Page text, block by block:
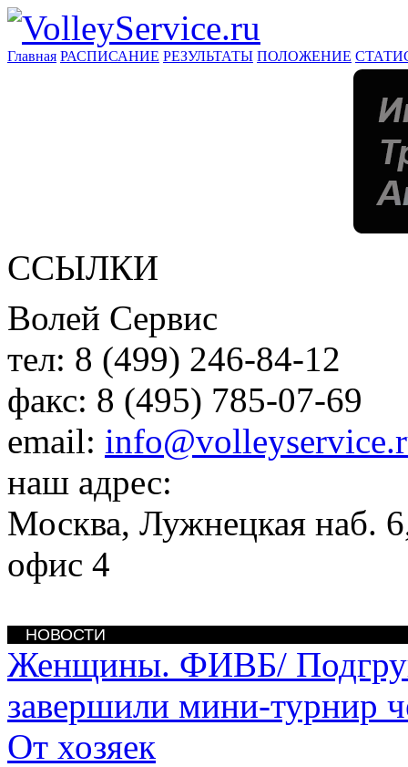
Главная РАСПИСАНИЕ РЕЗУЛЬТАТЫ ПОЛОЖЕНИЕ
ССЫЛКИ
Волей Сервис
тел: 8 (499) 246-84-12
факс: 8 (495) 785-07-69
email:
наш адрес:
Москва, Лужнецкая наб.
офис 4
НОВОСТИ
Женщины. ФИВБ/
завершили мини-турнир
От хозяек